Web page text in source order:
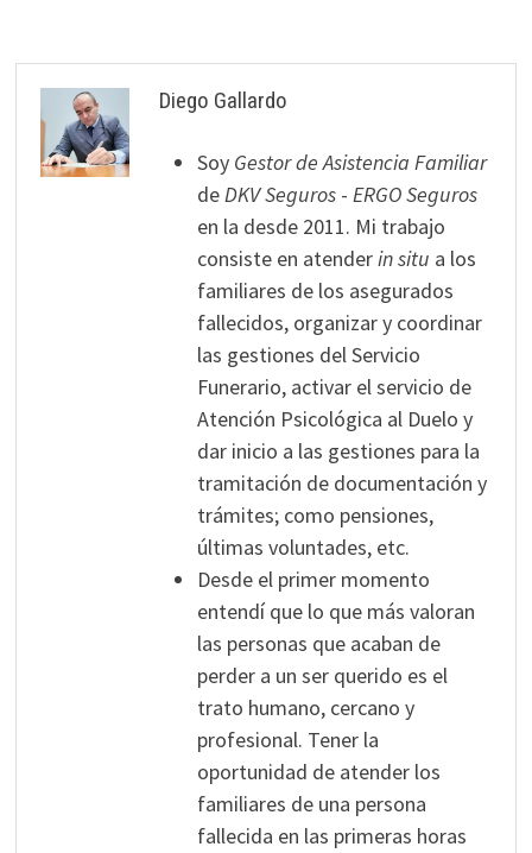
Diego Gallardo
Soy Gestor de Asistencia Familiar
deDKV Seguros- ERGO Seguros
en la desde 2011. Mi trabajo
consiste en atenderin situ a los
familiares de los asegurados
fallecidos, organizar y coordinar
las gestiones del Servicio
Funerario, activar el servicio de
Atención Psicológica al Duelo y
dar inicio a las gestiones para la
tramitación de documentación y
trámites; como pensiones,
últimas voluntades, etc.
Desde el primer momento
entendí que lo que más valoran
las personas que acaban de
perder a un ser querido es el
trato humano, cercano y
profesional. Tener la
oportunidad de atender los
familiares de una persona
fallecida en las primeras horas